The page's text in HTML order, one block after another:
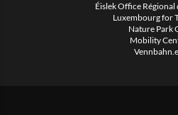
Éislek Office Régional
Luxembourg for
Nature Park
Mobility